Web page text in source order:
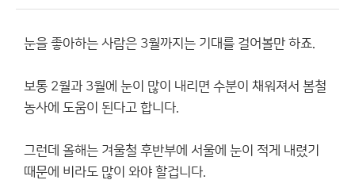
눈을 좋아하는 사람은 3월까지는 기대를 걸어볼만 하죠.
보통 2월과 3월에 눈이 많이 내리면 수분이 채워져서 봄철
농사에 도움이 된다고 합니다.
그런데 올해는 겨울철 후반부에 서울에 눈이 적게 내렸기
때문에 비라도 많이 와야 할겁니다.